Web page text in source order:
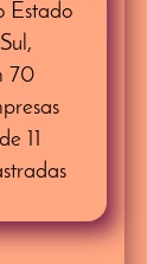
Estado
70
11